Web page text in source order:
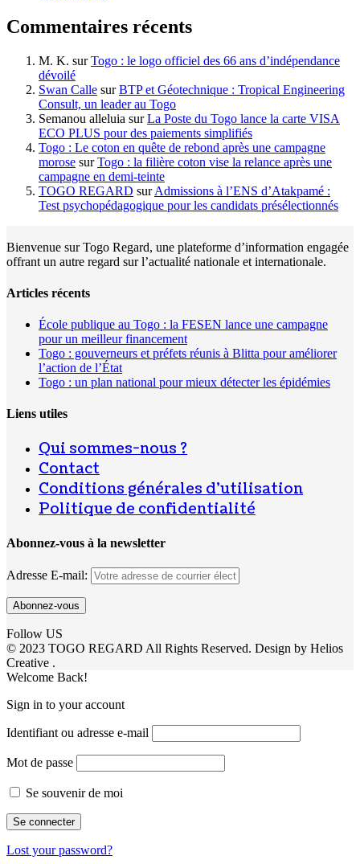
Commentaires récents
M. K. surTogo : le logo officiel des 66 ans d’indépendance
dévoilé
Swan Calle surBTP et Géotechnique : Tropical Engineering
Consult, un leader au Togo
Semanou alleluia surLa Poste du Togo lance la carte VISA
ECO PLUS pour des paiements simplifiés
Togo : Le coton en quête de rebond après une campagne
morose surTogo : la filière coton vise la relance après une
campagne en demi-teinte
TOGO REGARD surAdmissions à l’ENS d’Atakpamé :
Test psychopédagogique pour les candidats présélectionnés
Bienvenue sur Togo Regard, une plateforme d’information engagée
offrant un autre regard sur l’actualité nationale et internationale.
Articles récents
École publique au Togo : la FESEN lance une campagne
pour un meilleur financement
Togo : gouverneurs et préfets réunis à Blitta pour améliorer
l’action de l’État
Togo : un plan national pour mieux détecter les épidémies
Liens utiles
Qui sommes-nous ?
Contact
Conditions générales d’utilisation
Politique de confidentialité
Abonnez-vous à la newsletter
Adresse E-mail:
Follow US
© 2023 TOGO REGARD All Rights Reserved. Design by Helios
Creative .
Welcome Back!
Sign in to your account
Identifiant ou adresse e-mail
Mot de passe
Se souvenir de moi
Lost your password?